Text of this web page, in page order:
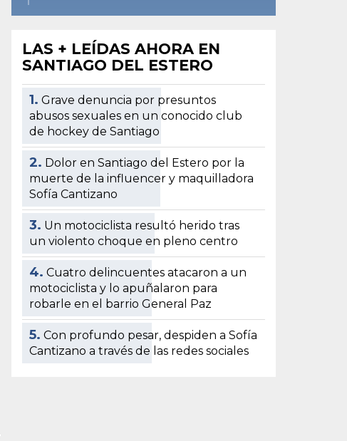
LAS + LEÍDAS AHORA EN
SANTIAGO DEL ESTERO
1. Grave denuncia por presuntos
abusos sexuales en un conocido club
de hockey de Santiago
2. Dolor en Santiago del Estero por la
muerte de la influencer y maquilladora
Sofía Cantizano
3. Un motociclista resultó herido tras
un violento choque en pleno centro
4. Cuatro delincuentes atacaron a un
motociclista y lo apuñalaron para
robarle en el barrio General Paz
5. Con profundo pesar, despiden a Sofía
Cantizano a través de las redes sociales